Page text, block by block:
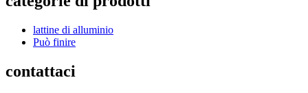
lattine di alluminio
Può finire
contattaci